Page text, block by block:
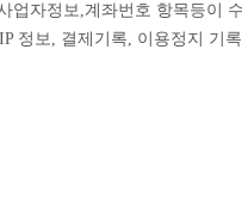
업자정보,계좌번호 항목등이
정보, 결제기록, 이용정지 기